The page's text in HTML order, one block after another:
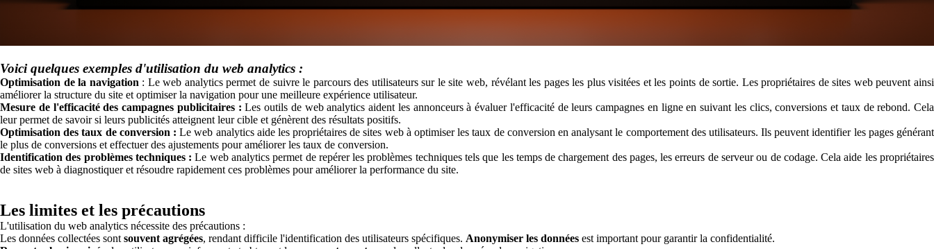
Voici quelques exemples d'utilisation du web analytics :
Optimisation de la navigation : Le web analytics permet de suivre le parcours des utilisateurs sur le site web, révélant les pages les plus visitées et les points de sortie. Les propriétaires de sites web peuvent ainsi
améliorer la structure du site et optimiser la navigation pour une meilleure expérience utilisateur.
Mesure de l'efficacité des campagnes publicitaires : Les outils de web analytics aident les annonceurs à évaluer l'efficacité de leurs campagnes en ligne en suivant les clics, conversions et taux de rebond. Cela
leur permet de savoir si leurs publicités atteignent leur cible et génèrent des résultats positifs.
Optimisation des taux de conversion : Le web analytics aide les propriétaires de sites web à optimiser les taux de conversion en analysant le comportement des utilisateurs. Ils peuvent identifier les pages générant
le plus de conversions et effectuer des ajustements pour améliorer les taux de conversion.
Identification des problèmes techniques : Le web analytics permet de repérer les problèmes techniques tels que les temps de chargement des pages, les erreurs de serveur ou de codage. Cela aide les propriétaires
de sites web à diagnostiquer et résoudre rapidement ces problèmes pour améliorer la performance du site.
Les limites et les précautions
L'utilisation du web analytics nécessite des précautions :
Les données collectées sont souvent agrégées, rendant difficile l'identification des utilisateurs spécifiques. Anonymiser les données est important pour garantir la confidentialité.